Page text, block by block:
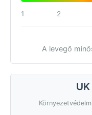
1 2
A levegő